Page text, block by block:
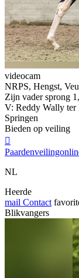
videocam
NRPS, Hengst,
Zijn vader sprong
V: Reddy Wally
Springen
Bieden op veiling

NL
Heerde
mail Contact
Blikvangers